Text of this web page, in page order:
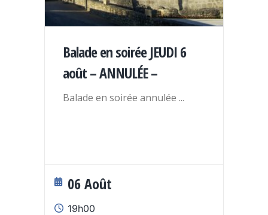
Balade en soirée JEUDI 6
août – ANNULÉE –
Balade en soirée annulée ...
06 Août
19h00